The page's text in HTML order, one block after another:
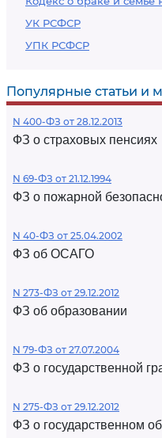
УК РСФСР
УПК РСФСР
Популярные статьи и
N 400-ФЗ от 28.12.2013
ФЗ о страховых пенсиях
N 69-ФЗ от 21.12.1994
ФЗ о пожарной
N 40-ФЗ от 25.04.2002
ФЗ об ОСАГО
N 273-ФЗ от 29.12.2012
ФЗ об образовании
N 79-ФЗ от 27.07.2004
ФЗ о государственной
N 275-ФЗ от 29.12.2012
ФЗ о государственном